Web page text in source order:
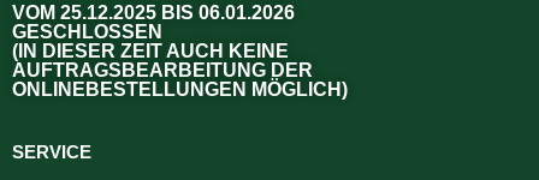
VOM 25.12.2025 BIS 06.01.2026
GESCHLOSSEN
(IN DIESER ZEIT AUCH KEINE
AUFTRAGSBEARBEITUNG DER
ONLINEBESTELLUNGEN MÖGLICH)
SERVICE